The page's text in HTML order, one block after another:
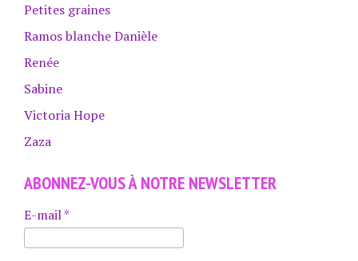
Petites graines
Ramos blanche Danièle
Renée
Sabine
Victoria Hope
Zaza
ABONNEZ-VOUS À NOTRE NEWSLETTER
E-mail*